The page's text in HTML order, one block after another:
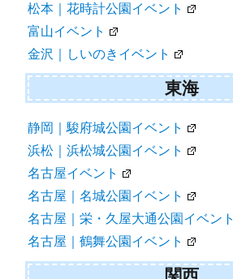
松本｜花時計公園イベント
富山イベント
金沢｜しいのきイベント
東海
静岡｜駿府城公園イベント
浜松｜浜松城公園イベント
名古屋イベント
名古屋｜名城公園イベント
名古屋｜栄・久屋大通公園イベント
名古屋｜鶴舞公園イベント
関西